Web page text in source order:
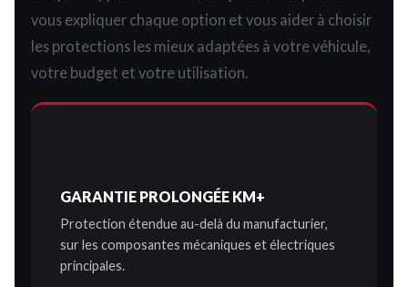
vous expliquer chaque option et vous aider à choisir
les protections les mieux adaptées à votre véhicule,
votre budget et votre utilisation.
GARANTIE PROLONGÉE KM+
Protection étendue au-delà du manufacturier,
sur les composantes mécaniques et électriques
principales.